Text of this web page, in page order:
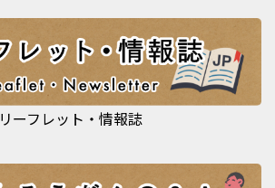
リーフレット・情報誌